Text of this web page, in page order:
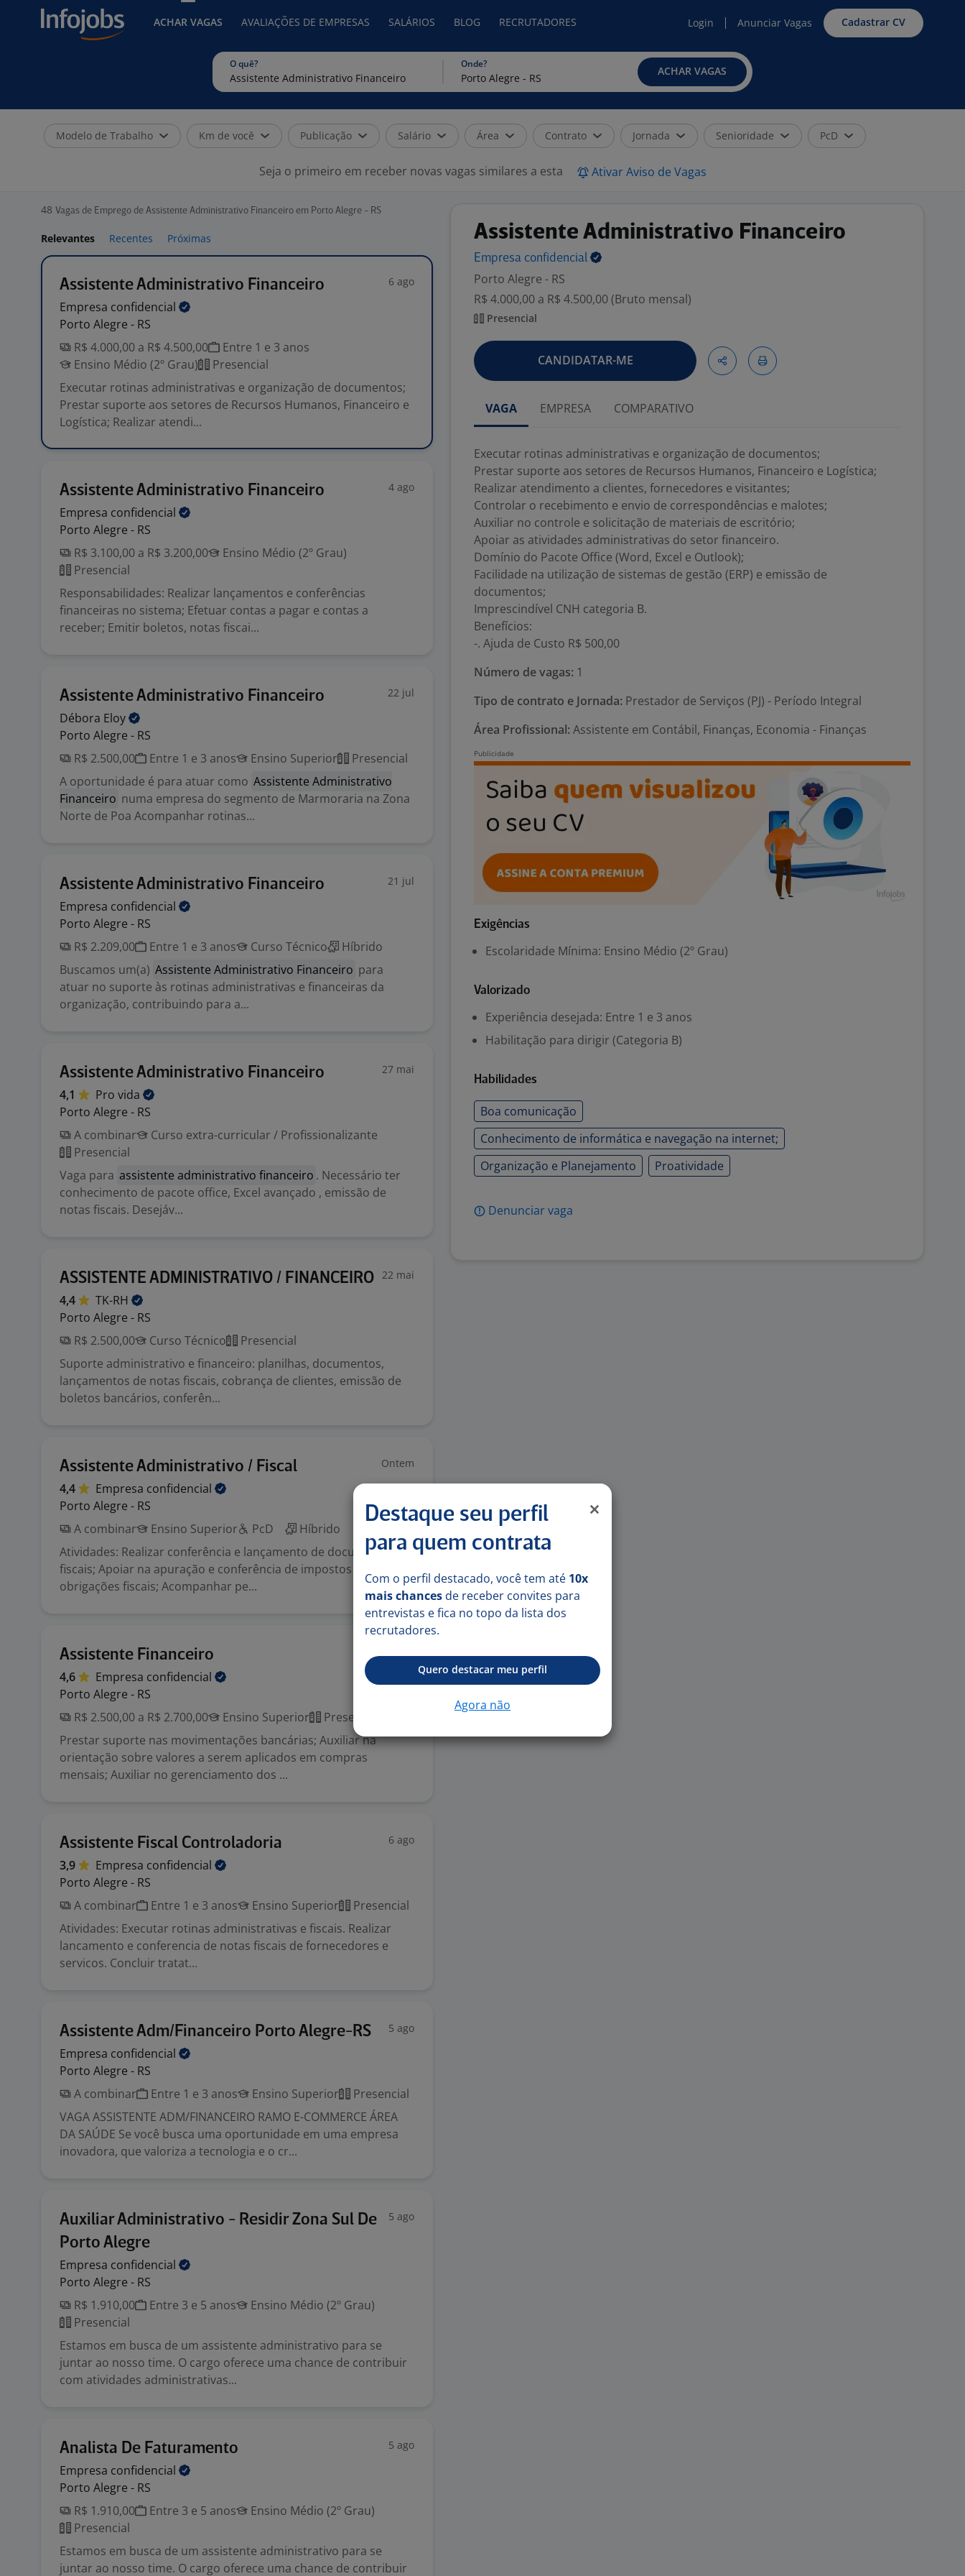
ACHAR VAGAS AVALIAÇÕES DE EMPRESAS SALÁRIOS BLOG RECRUTADORES Login Anunciar Vagas Cadastrar CV
O quê? Onde?
ACHAR VAGAS
Modelo de Trabalho Km de você Publicação Salário Área Contrato Jornada Senioridade PcD
Seja o primeiro em receber novas vagas similares a esta Ativar Aviso de Vagas
48 Vagas de Emprego de Assistente Administrativo Financeiro em Porto Alegre - RS
Relevantes Recentes Próximas
Assistente Administrativo Financeiro 6 ago
Empresa confidencial
Porto Alegre - RS
R$ 4.000,00 a R$ 4.500,00
Entre 1 e 3 anos
Ensino Médio (2º Grau)
Presencial
Executar rotinas administrativas e organização de documentos;
Prestar suporte aos setores de Recursos Humanos, Financeiro e
Logística; Realizar atendi...
Assistente Administrativo Financeiro 4 ago
Empresa confidencial
Porto Alegre - RS
R$ 3.100,00 a R$ 3.200,00
Ensino Médio (2º Grau)
Presencial
Responsabilidades: Realizar lançamentos e conferências
financeiras no sistema; Efetuar contas a pagar e contas a
receber; Emitir boletos, notas fiscai...
Assistente Administrativo Financeiro 22 jul
Débora Eloy
Porto Alegre - RS
R$ 2.500,00
Entre 1 e 3 anos Ensino Superior
Presencial
A oportunidade é para atuar como Assistente Administrativo
Financeiro numa empresa do segmento de Marmoraria na Zona
Norte de Poa Acompanhar rotinas...
Assistente Administrativo Financeiro 21 jul
Empresa confidencial
Porto Alegre - RS
R$ 2.209,00
Entre 1 e 3 anos Curso Técnico
Híbrido
Buscamos um(a) Assistente Administrativo Financeiro para
atuar no suporte às rotinas administrativas e financeiras da
organização, contribuindo para a...
Assistente Administrativo Financeiro 27 mai
4,1 Pro vida
Porto Alegre - RS
A combinar
Curso extra-curricular / Profissionalizante
Presencial
Vaga para assistente administrativo financeiro . Necessário ter
conhecimento de pacote office, Excel avançado , emissão de
notas fiscais. Desejáv...
ASSISTENTE ADMINISTRATIVO / FINANCEIRO 22 mai
4,4
TK-RH
Porto Alegre - RS
R$ 2.500,00
Curso Técnico
Presencial
Suporte administrativo e financeiro: planilhas, documentos,
lançamentos de notas fiscais, cobrança de clientes, emissão de
boletos bancários, conferên...
Assistente Administrativo / Fiscal Ontem
4,4 Empresa confidencial
Porto Alegre - RS
A combinar
Ensino Superior PcD
Híbrido
Atividades: Realizar conferência e lançamento de documentos
fiscais; Apoiar na apuração e conferência de impostos e
obrigações fiscais; Acompanhar pe...
Assistente Financeiro
4,6 Empresa confidencial
Porto Alegre - RS
R$ 2.500,00 a R$ 2.700,00
Ensino Superior
Presencial
Prestar suporte nas movimentações bancárias; Auxiliar na
orientação sobre valores a serem aplicados em compras
mensais; Auxiliar no gerenciamento dos ...
Assistente Fiscal Controladoria 6 ago
3,9 Empresa confidencial
Porto Alegre - RS
A combinar
Entre 1 e 3 anos Ensino Superior
Presencial
Atividades: Executar rotinas administrativas e fiscais. Realizar
lancamento e conferencia de notas fiscais de fornecedores e
servicos. Concluir tratat...
Assistente Adm/Financeiro Porto Alegre-RS 5 ago
Empresa confidencial
Porto Alegre - RS
A combinar
Entre 1 e 3 anos Ensino Superior
Presencial
VAGA ASSISTENTE ADM/FINANCEIRO RAMO E-COMMERCE ÁREA
DA SAÚDE Se você busca uma oportunidade em uma empresa
inovadora, que valoriza a tecnologia e o cr...
Auxiliar Administrativo - Residir Zona Sul De
Porto Alegre
5 ago
Empresa confidencial
Porto Alegre - RS
R$ 1.910,00
Entre 3 e 5 anos
Ensino Médio (2º Grau)
Presencial
Estamos em busca de um assistente administrativo para se
juntar ao nosso time. O cargo oferece uma chance de contribuir
com atividades administrativas...
Analista De Faturamento 5 ago
Empresa confidencial
Porto Alegre - RS
R$ 1.910,00
Entre 3 e 5 anos
Ensino Médio (2º Grau)
Presencial
Estamos em busca de um assistente administrativo para se
juntar ao nosso time. O cargo oferece uma chance de contribuir
Assistente Administrativo Financeiro
Empresa confidencial
Porto Alegre - RS
R$ 4.000,00 a R$ 4.500,00 (Bruto mensal)
Presencial
CANDIDATAR-ME
VAGA EMPRESA COMPARATIVO
Executar rotinas administrativas e organização de documentos;
Prestar suporte aos setores de Recursos Humanos, Financeiro e Logística;
Realizar atendimento a clientes, fornecedores e visitantes;
Controlar o recebimento e envio de correspondências e malotes;
Auxiliar no controle e solicitação de materiais de escritório;
Apoiar as atividades administrativas do setor financeiro.
Domínio do Pacote Office (Word, Excel e Outlook);
Facilidade na utilização de sistemas de gestão (ERP) e emissão de
documentos;
Imprescindível CNH categoria B.
Benefícios:
-. Ajuda de Custo R$ 500,00
Número de vagas: 1
Tipo de contrato e Jornada: Prestador de Serviços (PJ) - Período Integral
Área Profissional: Assistente em Contábil, Finanças, Economia - Finanças
Exigências
Escolaridade Mínima: Ensino Médio (2º Grau)
Valorizado
Experiência desejada: Entre 1 e 3 anos
Habilitação para dirigir (Categoria B)
Habilidades
Boa comunicação
Conhecimento de informática e navegação na internet;
Organização e Planejamento
Proatividade
Denunciar vaga
Destaque seu perfil
para quem contrata
Com o perfil destacado, você tem até 10x
mais chances de receber convites para
entrevistas e fica no topo da lista dos
recrutadores.
Quero destacar meu perfil
Agora não